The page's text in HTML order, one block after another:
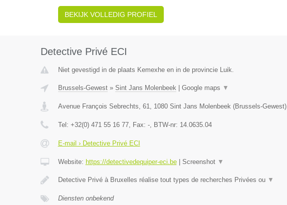
BEKIJK VOLLEDIG PROFIEL
Detective Privé ECI
Niet gevestigd in de plaats Kemexhe en in de provincie Luik.
Brussels-Gewest» Sint Jans Molenbeek| Google maps ▼
Avenue François Sebrechts, 61, 1080 Sint Jans Molenbeek(Brussels-Gewest)
Tel: +32(0) 471 55 16 77, Fax: -, BTW-nr: 14.0635.04
E-mail › Detective Privé ECI
Website: https://detectivedequiper-eci.be| Screenshot ▼
Detective Privé à Bruxelles réalise tout types de recherches Privées ou ▼
Diensten onbekend